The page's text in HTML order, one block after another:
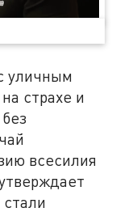
уличным
страхе и
всесилия